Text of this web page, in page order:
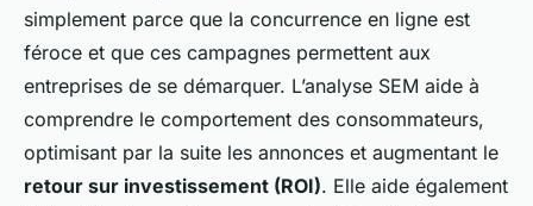
simplement parce que la concurrence en ligne est
féroce et que ces campagnes permettent aux
entreprises de se démarquer. L’analyse SEM aide à
comprendre le comportement des consommateurs,
optimisant par la suite les annonces et augmentant le
retour sur investissement (ROI). Elle aide également